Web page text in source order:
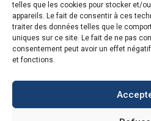
telles que les cookies pour stocker et/
appareils. Le fait de consentir à ces
traiter des données telles que le
uniques sur ce site. Le fait de ne pas
consentement peut avoir un effet
et fonctions.